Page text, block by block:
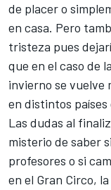
de placer o
en casa. Pero
tristeza pues
que en el caso de
invierno se vuelve
en distintos países
Las dudas al
misterio de saber
profesores o si
en el Gran Circo,